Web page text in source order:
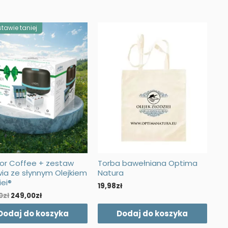
taniej
Coffee + zestaw
ze słynnym Olejkiem
zł Pierwotna
cena
wynosiła:
298,00zł.
249,00złAktualna
cena
wynosi:
249,00zł.
do koszyka
Torba bawełniana Optima
Natura
19,98zł
Dodaj do koszyka